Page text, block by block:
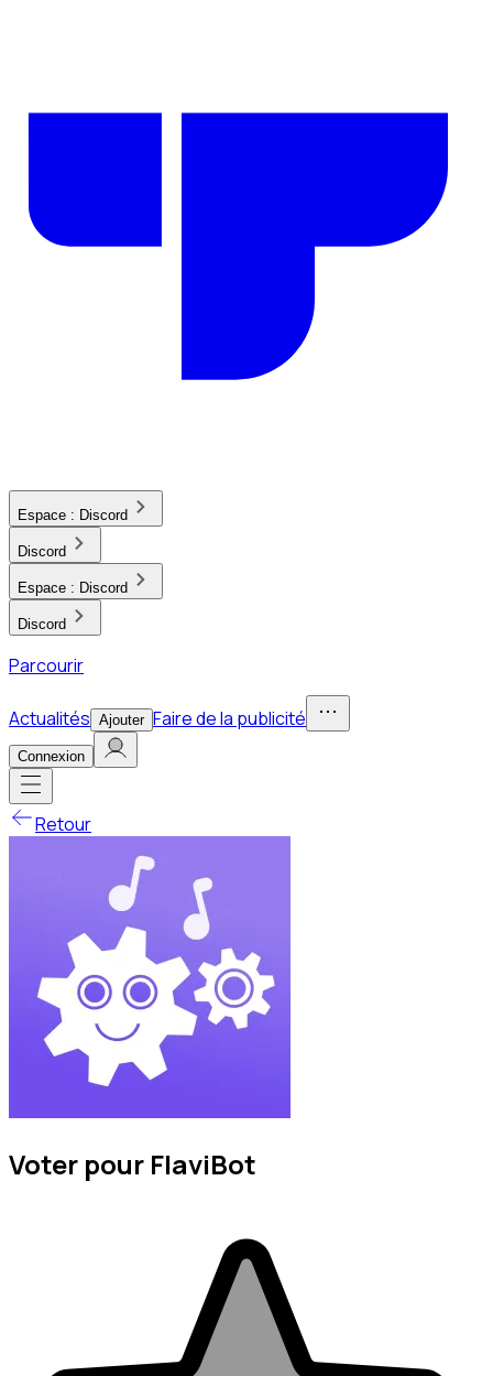
Espace : Discord
Discord
Espace : Discord
Discord
Parcourir
Actualités Ajouter Faire de la publicité
Connexion
Retour
Voter pour FlaviBot